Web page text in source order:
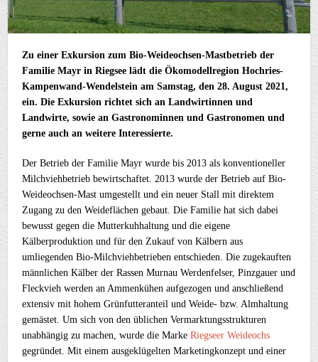
Zu einer Exkursion zum Bio-Weideochsen-Mastbetrieb der
Familie Mayr in Riegsee lädt die Ökomodellregion Hochries-
Kampenwand-Wendelstein am Samstag, den 28. August 2021,
ein. Die Exkursion richtet sich an Landwirtinnen und
Landwirte, sowie an Gastronominnen und Gastronomen und
gerne auch an weitere Interessierte.
Der Betrieb der Familie Mayr wurde bis 2013 als konventioneller
Milchviehbetrieb bewirtschaftet. 2013 wurde der Betrieb auf Bio-
Weideochsen-Mast umgestellt und ein neuer Stall mit direktem
Zugang zu den Weideflächen gebaut. Die Familie hat sich dabei
bewusst gegen die Mutterkuhhaltung und die eigene
Kälberproduktion und für den Zukauf von Kälbern aus
umliegenden Bio-Milchviehbetrieben entschieden. Die zugekauften
männlichen Kälber der Rassen Murnau Werdenfelser, Pinzgauer und
Fleckvieh werden an Ammenkühen aufgezogen und anschließend
extensiv mit hohem Grünfutteranteil und Weide- bzw. Almhaltung
gemästet. Um sich von den üblichen Vermarktungsstrukturen
unabhängig zu machen, wurde die MarkeRiegseer Weideochs
gegründet. Mit einem ausgeklügelten Marketingkonzept und einer